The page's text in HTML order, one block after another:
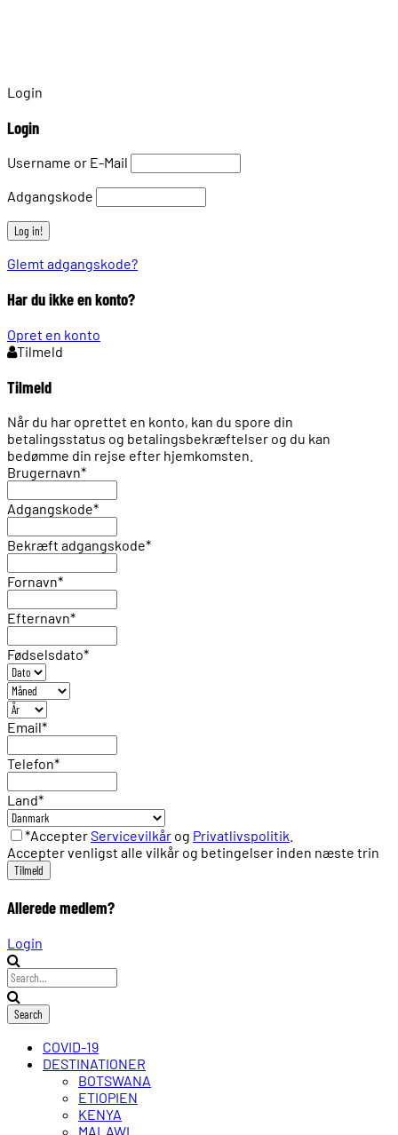
Login
Login
Username or E-Mail
Adgangskode
Glemt adgangskode?
Har du ikke en konto?
Opret en konto
Tilmeld
Tilmeld
Når du har oprettet en konto, kan du spore din
betalingsstatus og betalingsbekræftelser og du kan
bedømme din rejse efter hjemkomsten.
Brugernavn*
Adgangskode*
Bekræft adgangskode*
Fornavn*
Efternavn*
Fødselsdato*
Email*
Telefon*
Land*
*AccepterServicevilkår og Privatlivspolitik
Accepter venligst alle vilkår og betingelser inden næste trin
Allerede medlem?
Login
COVID-19
DESTINATIONER
BOTSWANA
ETIOPIEN
KENYA
MALAWI